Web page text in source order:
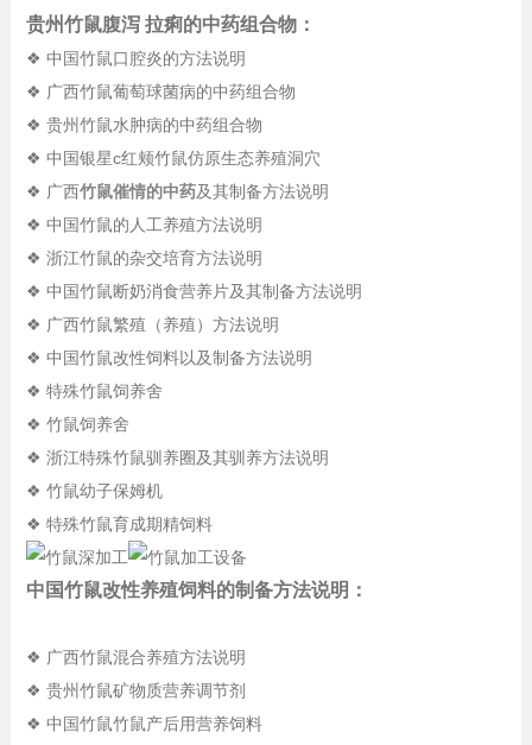
贵州竹鼠腹泻 拉痢的中药组合物：
❖ 中国竹鼠口腔炎的方法说明
❖ 广西竹鼠葡萄球菌病的中药组合物
❖ 贵州竹鼠水肿病的中药组合物
❖ 中国银星c红颊竹鼠仿原生态养殖洞穴
❖ 广西竹鼠催情的中药及其制备方法说明
❖ 中国竹鼠的人工养殖方法说明
❖ 浙江竹鼠的杂交培育方法说明
❖ 中国竹鼠断奶消食营养片及其制备方法说明
❖ 广西竹鼠繁殖（养殖）方法说明
❖ 中国竹鼠改性饲料以及制备方法说明
❖ 特殊竹鼠饲养舍
❖ 竹鼠饲养舍
❖ 浙江特殊竹鼠驯养圈及其驯养方法说明
❖ 竹鼠幼子保姆机
❖ 特殊竹鼠育成期精饲料
中国竹鼠改性养殖饲料的制备方法说明：
❖ 广西竹鼠混合养殖方法说明
❖ 贵州竹鼠矿物质营养调节剂
❖ 中国竹鼠竹鼠产后用营养饲料